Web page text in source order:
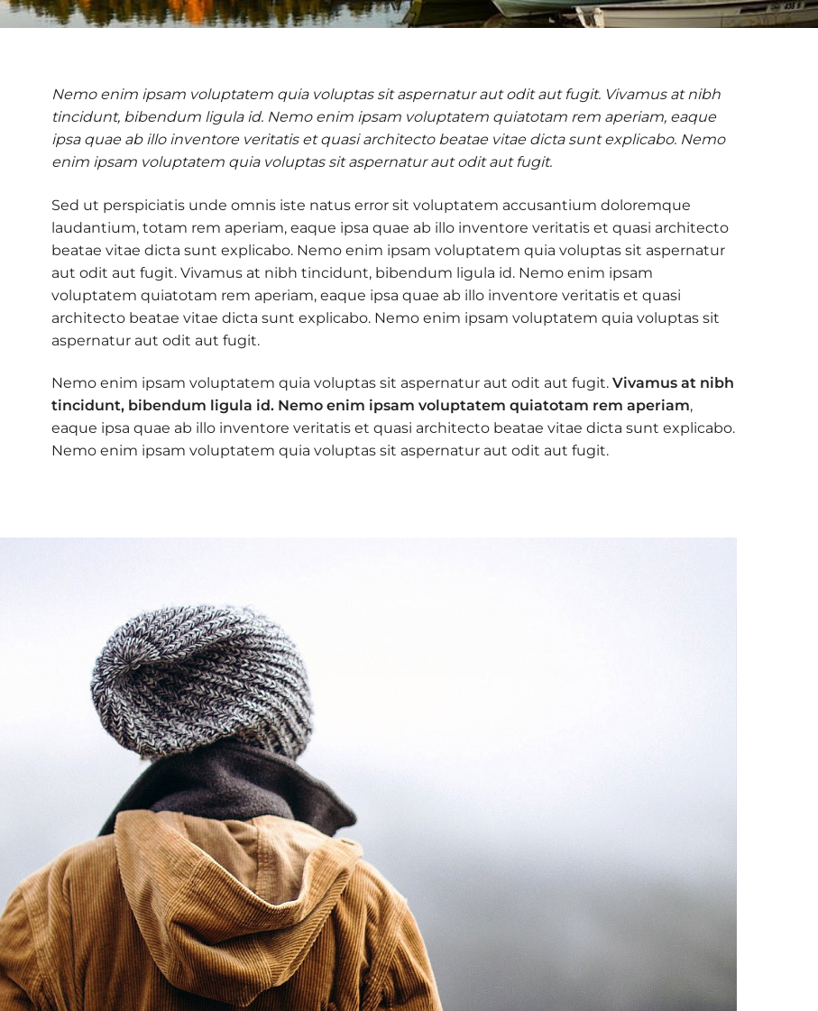
Nemo enim ipsam voluptatem quia voluptas sit aspernatur aut odit aut fugit. Vivamus at nibh
tincidunt, bibendum ligula id. Nemo enim ipsam voluptatem quiatotam rem aperiam, eaque
ipsa quae ab illo inventore veritatis et quasi architecto beatae vitae dicta sunt explicabo. Nemo
enim ipsam voluptatem quia voluptas sit aspernatur aut odit aut fugit.
Sed ut perspiciatis unde omnis iste natus error sit voluptatem accusantium doloremque
laudantium, totam rem aperiam, eaque ipsa quae ab illo inventore veritatis et quasi architecto
beatae vitae dicta sunt explicabo. Nemo enim ipsam voluptatem quia voluptas sit aspernatur
aut odit aut fugit. Vivamus at nibh tincidunt, bibendum ligula id. Nemo enim ipsam
voluptatem quiatotam rem aperiam, eaque ipsa quae ab illo inventore veritatis et quasi
architecto beatae vitae dicta sunt explicabo. Nemo enim ipsam voluptatem quia voluptas sit
aspernatur aut odit aut fugit.
Nemo enim ipsam voluptatem quia voluptas sit aspernatur aut odit aut fugit. Vivamus at nibh
tincidunt, bibendum ligula id. Nemo enim ipsam voluptatem quiatotam rem aperiam,
eaque ipsa quae ab illo inventore veritatis et quasi architecto beatae vitae dicta sunt explicabo.
Nemo enim ipsam voluptatem quia voluptas sit aspernatur aut odit aut fugit.